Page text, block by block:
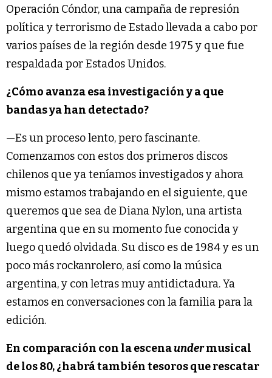
Operación Cóndor, una campaña de represión
política y terrorismo de Estado llevada a cabo por
varios países de la región desde 1975 y que fue
respaldada por Estados Unidos.
¿Cómo avanza esa investigación y a que
bandas ya han detectado?
—Es un proceso lento, pero fascinante.
Comenzamos con estos dos primeros discos
chilenos que ya teníamos investigados y ahora
mismo estamos trabajando en el siguiente, que
queremos que sea de Diana Nylon, una artista
argentina que en su momento fue conocida y
luego quedó olvidada. Su disco es de 1984 y es un
poco más rockanrolero, así como la música
argentina, y con letras muy antidictadura. Ya
estamos en conversaciones con la familia para la
edición.
En comparación con la escenaundermusical
de los 80, ¿habrá también tesoros que rescatar